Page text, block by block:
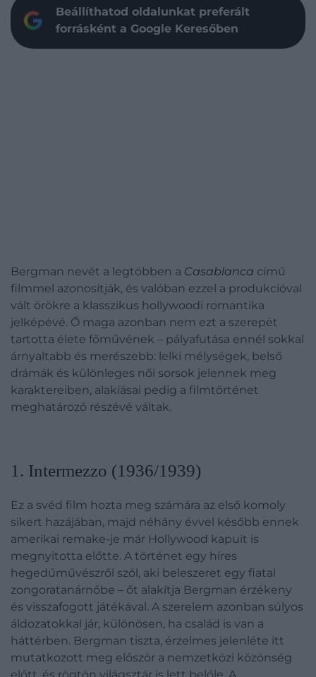
Beállíthatod oldalunkat preferált
forrásként a Google Keresőben
Bergman nevét a legtöbben a Casablanca című
filmmel azonosítják, és valóban ezzel a produkcióval
vált örökre a klasszikus hollywoodi romantika
jelképévé. Ő maga azonban nem ezt a szerepét
tartotta élete főművének – pályafutása ennél sokkal
árnyaltabb és merészebb: lelki mélységek, belső
drámák és különleges női sorsok jelennek meg
karaktereiben, alakíásai pedig a filmtörténet
meghatározó részévé váltak.
1. Intermezzo (1936/1939)
Ez a svéd film hozta meg számára az első komoly
sikert hazájában, majd néhány évvel később ennek
amerikai remake-je már Hollywood kapuit is
megnyitotta előtte. A történet egy híres
hegedűművészről szól, aki beleszeret egy fiatal
zongoratanárnőbe – őt alakítja Bergman érzékeny
és visszafogott játékával. A szerelem azonban súlyos
áldozatokkal jár, különösen, ha család is van a
háttérben. Bergman tiszta, érzelmes jelenléte itt
mutatkozott meg először a nemzetközi közönség